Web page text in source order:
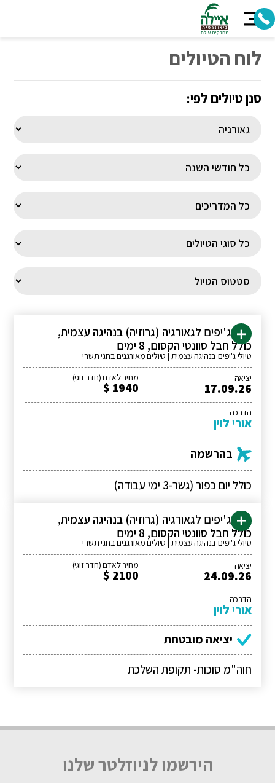
לוח הטיולים
סנן טיולים לפי:
טיול ג'יפים לגאורגיה (גרוזיה) בנהיגה עצמית,
כולל חבל סוונטי הקסום, 8 ימים
טיולי ג'יפים בנהיגה עצמית | טיולים מאורגנים בחגי תשרי
יציאה
17.09.26
מחיר לאדם (חדר זוגי)
1940 $
הדרכה
אורי לוין
בהרשמה
כולל יום כפור (גשר-3 ימי עבודה)
טיול ג'יפים לגאורגיה (גרוזיה) בנהיגה עצמית,
כולל חבל סוונטי הקסום, 8 ימים
טיולי ג'יפים בנהיגה עצמית | טיולים מאורגנים בחגי תשרי
יציאה
24.09.26
מחיר לאדם (חדר זוגי)
2100 $
הדרכה
אורי לוין
יציאה מובטחת
חוה"מ סוכות- תקופת השלכת
הירשמו לניוזלטר שלנו